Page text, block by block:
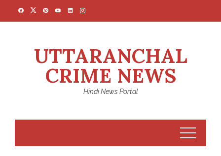
UTTARANCHAL
CRIME NEWS
Hindi News Portal